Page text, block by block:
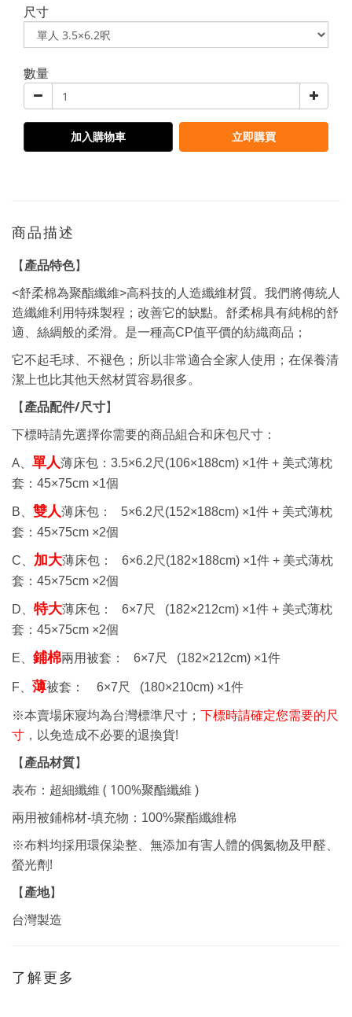
尺寸
數量
加入購物車 立即購買
商品描述
【 產品特色】
<舒柔棉為聚酯纖維>高科技的人造纖維材質。我們將傳統人
造纖維利用特殊製程；改善它的缺點。舒柔棉具有純棉的舒
適、絲綢般的柔滑。是一種高CP值平價的紡織商品；
它不起毛球、不褪色；所以非常適合全家人使用；在保養清
潔上也比其他天然材質容易很多。
【 產品配件/尺寸】
下標時請先選擇你需要的商品組合和床包尺寸：
A、 單人薄床包： 3.5×6.2尺 (106×188cm) ×1件 + 美式薄枕
套： 45×75cm ×1個
B、 雙人薄床包： 5×6.2尺 (152×188cm) ×1件 + 美式薄枕
套： 45×75cm ×2個
C、 加大薄床包： 6×6.2尺 (182×188cm) ×1件 + 美式薄枕
套： 45×75cm ×2個
D、 特大薄床包： 6×7尺 (182×212cm) ×1件 + 美式薄枕
套： 45×75cm ×2個
E、 鋪棉兩用被套： 6×7尺 (182×212cm) ×1件
F、 薄被套： 6×7尺 (180×210cm) ×1件
※本賣場床寢均為台灣標準尺寸； 下標時請確定您需要的尺
寸 ，以免造成不必要的退換貨!
【 產品材質】
表布：超細纖維 ( 100%聚酯纖維 )
兩用被鋪棉材-填充物：100%聚酯纖維棉
※布料均採用環保染整、無添加有害人體的偶氮物及甲醛、
螢光劑 !
【 產地】
台灣製造
了解更多